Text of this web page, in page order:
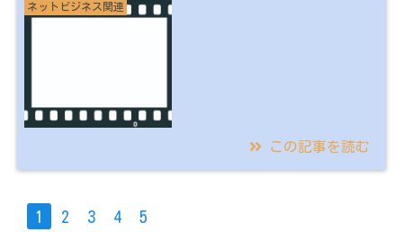
おけ！ 激安仕入れ
ネットビジネス関連
無料写真素材 写真
AC（photoAC）で 稼
この記事を読む
1 2 3 4 5